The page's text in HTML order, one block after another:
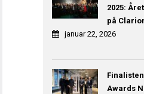
2025:
på
januar 22, 2026
Awards